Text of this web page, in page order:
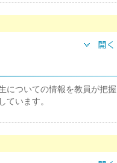
についての情報を教員が把握
ています。